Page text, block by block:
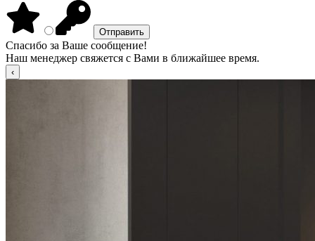
Спасибо за Ваше сообщение!
Наш менеджер свяжется с Вами в ближайшее время.